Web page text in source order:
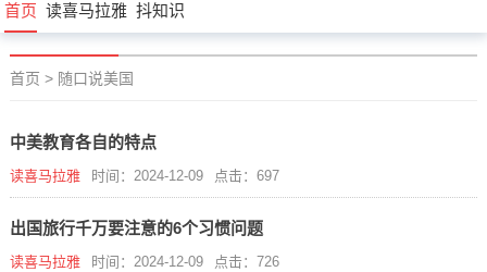
首页 读喜马拉雅 抖知识
首页 > 随口说美国
中美教育各自的特点
读喜马拉雅 时间：2024-12-09 点击：697
出国旅行千万要注意的6个习惯问题
读喜马拉雅 时间：2024-12-09 点击：726